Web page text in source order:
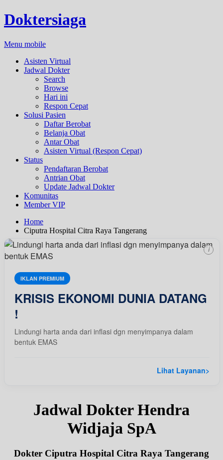
Doktersiaga
Menu mobile
Asisten Virtual
Jadwal Dokter
Search
Browse
Hari ini
Respon Cepat
Solusi Pasien
Daftar Berobat
Belanja Obat
Antar Obat
Asisten Virtual (Respon Cepat)
Status
Pendaftaran Berobat
Antrian Obat
Update Jadwal Dokter
Komunitas
Member VIP
Home
Ciputra Hospital Citra Raya Tangerang
IKLAN PREMIUM
KRISIS EKONOMI DUNIA DATANG
!
Lindungi harta anda dari inflasi dgn menyimpanya dalam
bentuk EMAS
Lihat Layanan>
i
Jadwal Dokter Hendra
Widjaja SpA
Dokter Ciputra Hospital Citra Raya Tangerang